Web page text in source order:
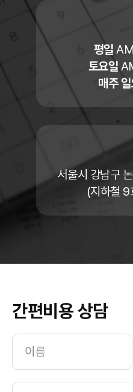
평일
토요일
매주
서울시 강남구
(지하철
간편비용 상담